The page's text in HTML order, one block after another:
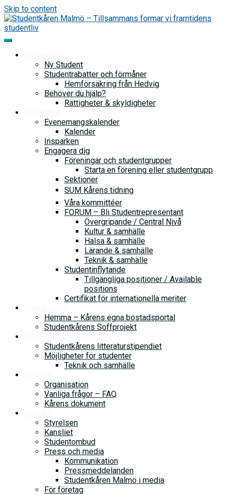
Skip to content
Ny Student
Studentrabatter och förmåner
Hemförsäkring från Hedvig
Behöver du hjälp?
Rättigheter & skyldigheter
Evenemangskalender
Kalender
Insparken
Engagera dig
Föreningar och studentgrupper
Starta en förening eller studentgrupp
Sektioner
SUM Kårens tidning
Våra kommittéer
FORUM – Bli Studentrepresentant
Övergripande / Central Nivå
Kultur & samhälle
Hälsa & samhälle
Lärande & samhälle
Teknik & samhälle
Studentinflytande
Tillgängliga positioner / Available
positions
Certifikat för internationella meriter
Hemma – Kårens egna bostadsportal
Studentkårens Soffprojekt
Studentkårens litteraturstipendiet
Möjligheter för studenter
Teknik och samhälle
Organisation
Vanliga frågor – FAQ
Kårens dokument
Styrelsen
Kansliet
Studentombud
Press och media
Kommunikation
Pressmeddelanden
Studentkåren Malmö i media
För företag